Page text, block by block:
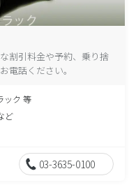
割引料金や予約、乗り捨
電話ください。
ック 等
ど
03-3635-0100